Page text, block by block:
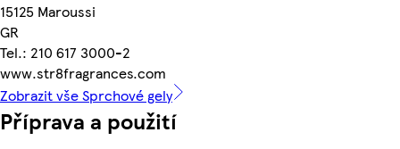
15125 Maroussi
GR
Tel.: 210 617 3000-2
www.str8fragrances.com
Zobrazit vše Sprchové gely
Příprava a použití